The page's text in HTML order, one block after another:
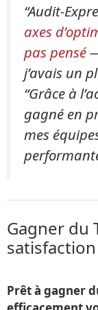
“Audit-
axes
pas pensé
j’avais un
“Grâce à
gagné en
mes
Gagner du
Prêt à gagner